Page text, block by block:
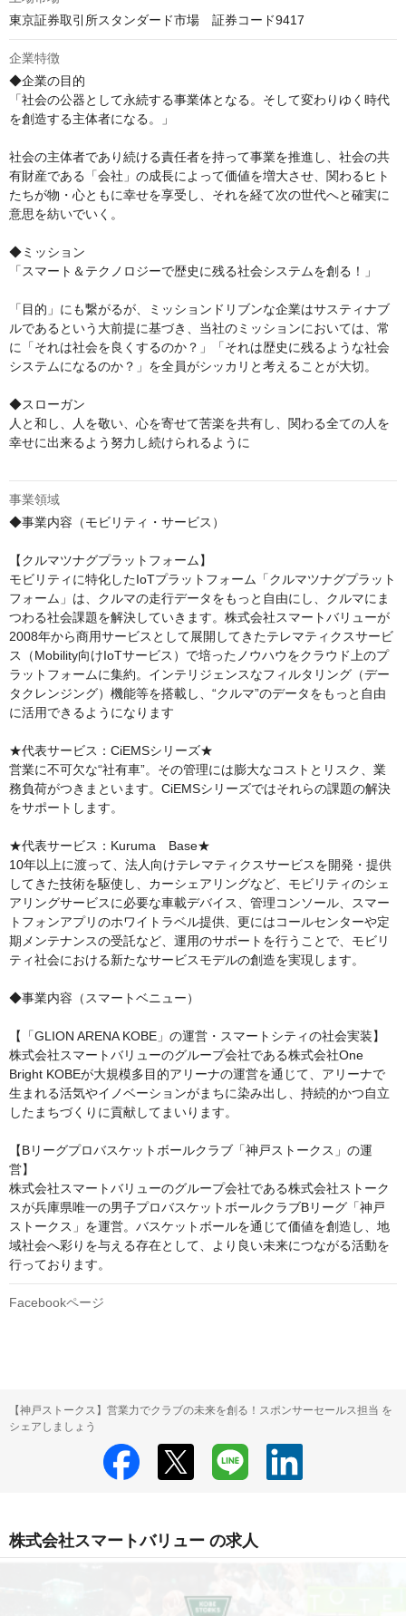
東京証券取引所スタンダード市場　証券コード9417
企業特徴
◆企業の目的
「社会の公器として永続する事業体となる。そして変わりゆく時代
を創造する主体者になる。」
社会の主体者であり続ける責任者を持って事業を推進し、社会の共
有財産である「会社」の成長によって価値を増大させ、関わるヒト
たちが物・心ともに幸せを享受し、それを経て次の世代へと確実に
意思を紡いでいく。
◆ミッション
「スマート＆テクノロジーで歴史に残る社会システムを創る！」
「目的」にも繋がるが、ミッションドリブンな企業はサスティナブ
ルであるという大前提に基づき、当社のミッションにおいては、常
に「それは社会を良くするのか？」「それは歴史に残るような社会
システムになるのか？」を全員がシッカリと考えることが大切。
◆スローガン
人と和し、人を敬い、心を寄せて苦楽を共有し、関わる全ての人を
幸せに出来るよう努力し続けられるように
事業領域
◆事業内容（モビリティ・サービス）
【クルマツナグプラットフォーム】
モビリティに特化したIoTプラットフォーム「クルマツナグプラット
フォーム」は、クルマの走行データをもっと自由にし、クルマにま
つわる社会課題を解決していきます。株式会社スマートバリューが
2008年から商用サービスとして展開してきたテレマティクスサービ
ス（Mobility向けIoTサービス）で培ったノウハウをクラウド上のプ
ラットフォームに集約。インテリジェンスなフィルタリング（デー
タクレンジング）機能等を搭載し、“クルマ”のデータをもっと自由
に活用できるようになります
★代表サービス：CiEMSシリーズ★
営業に不可欠な“社有車”。その管理には膨大なコストとリスク、業
務負荷がつきまといます。CiEMSシリーズではそれらの課題の解決
をサポートします。
★代表サービス：Kuruma　Base★
10年以上に渡って、法人向けテレマティクスサービスを開発・提供
してきた技術を駆使し、カーシェアリングなど、モビリティのシェ
アリングサービスに必要な車載デバイス、管理コンソール、スマー
トフォンアプリのホワイトラベル提供、更にはコールセンターや定
期メンテナンスの受託など、運用のサポートを行うことで、モビリ
ティ社会における新たなサービスモデルの創造を実現します。
◆事業内容（スマートベニュー）
【「GLION ARENA KOBE」の運営・スマートシティの社会実装】
株式会社スマートバリューのグループ会社である株式会社One
Bright KOBEが大規模多目的アリーナの運営を通じて、アリーナで
生まれる活気やイノベーションがまちに染み出し、持続的かつ自立
したまちづくりに貢献してまいります。
【Bリーグプロバスケットボールクラブ「神戸ストークス」の運
営】
株式会社スマートバリューのグループ会社である株式会社ストーク
スが兵庫県唯一の男子プロバスケットボールクラブBリーグ「神戸
ストークス」を運営。バスケットボールを通じて価値を創造し、地
域社会へ彩りを与える存在として、より良い未来につながる活動を
Facebookページ
【神戸ストークス】営業力でクラブの未来を創る！スポンサーセールス担当 を
シェアしましょう
株式会社スマートバリュー の求人